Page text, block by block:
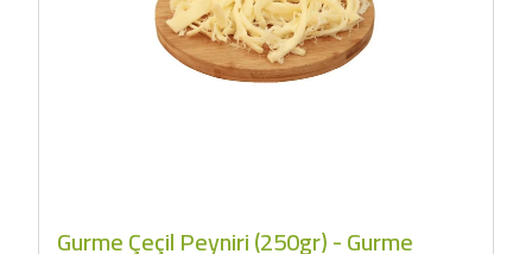
Gurme Çeçil Peyniri (250gr) - Gurme